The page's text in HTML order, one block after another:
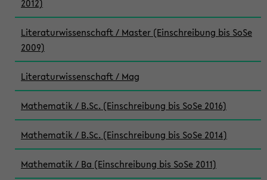
2012)
Literaturwissenschaft / Master (Einschreibung bis SoSe
2009)
Literaturwissenschaft / Mag
Mathematik / B.Sc. (Einschreibung bis SoSe 2016)
Mathematik / B.Sc. (Einschreibung bis SoSe 2014)
Mathematik / Ba (Einschreibung bis SoSe 2011)